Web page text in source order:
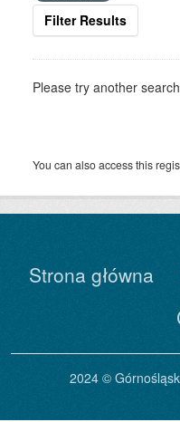
Filter Results
Please try another
You can also access this
Strona główna
2024 ©